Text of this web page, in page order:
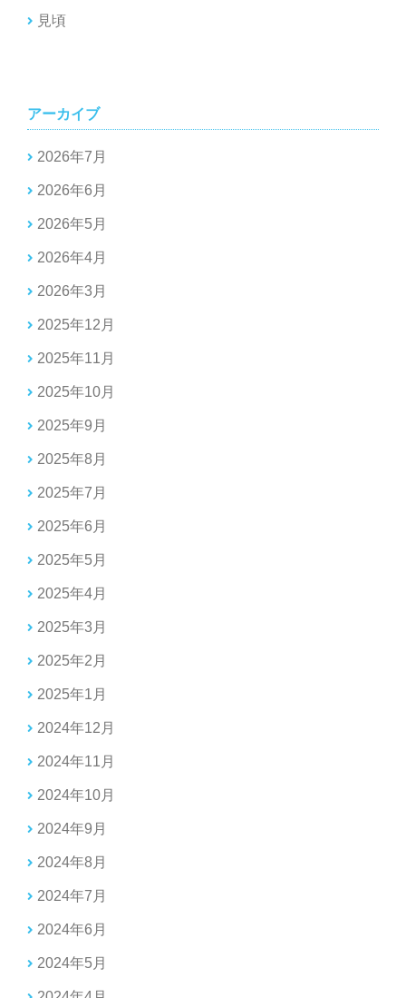
見頃
アーカイブ
2026年7月
2026年6月
2026年5月
2026年4月
2026年3月
2025年12月
2025年11月
2025年10月
2025年9月
2025年8月
2025年7月
2025年6月
2025年5月
2025年4月
2025年3月
2025年2月
2025年1月
2024年12月
2024年11月
2024年10月
2024年9月
2024年8月
2024年7月
2024年6月
2024年5月